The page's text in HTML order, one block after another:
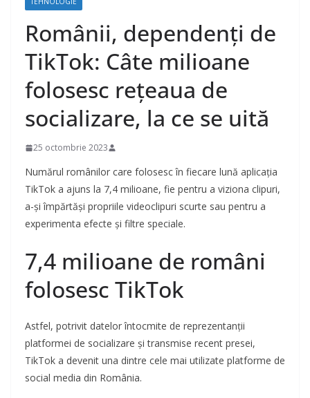
Românii, dependenți de
TikTok: Câte milioane
folosesc rețeaua de
socializare, la ce se uită
25 octombrie 2023
Numărul românilor care folosesc în fiecare lună aplicația
TikTok a ajuns la 7,4 milioane, fie pentru a viziona clipuri,
a-și împărtăși propriile videoclipuri scurte sau pentru a
experimenta efecte și filtre speciale.
7,4 milioane de români
folosesc TikTok
Astfel, potrivit datelor întocmite de reprezentanții
platformei de socializare și transmise recent presei,
TikTok a devenit una dintre cele mai utilizate platforme de
social media din România.